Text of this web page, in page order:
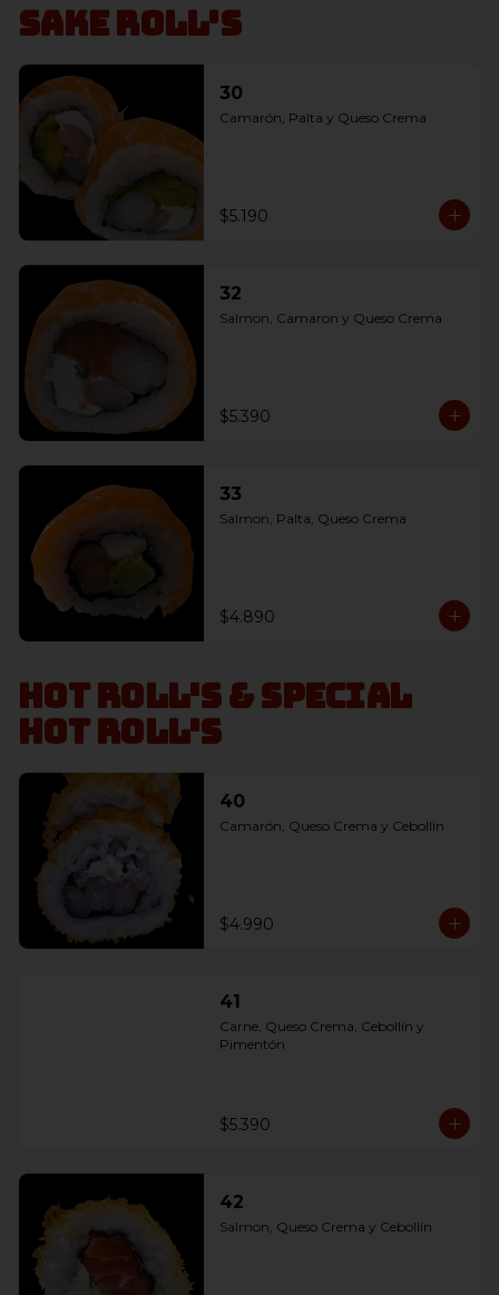
Sake Roll's
30
Camarón, Palta y Queso Crema
$5.190
32
Salmon, Camaron y Queso Crema
$5.390
33
Salmon, Palta, Queso Crema
$4.890
Hot Roll's & Special
Hot Roll's
40
Camarón, Queso Crema y Cebollín
$4.990
41
Carne, Queso Crema, Cebollín y
Pimentón
$5.390
42
Salmon, Queso Crema y Cebollín